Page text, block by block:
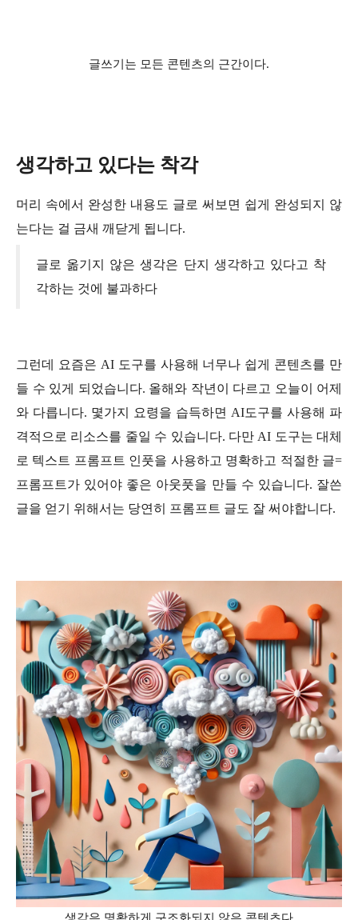
글쓰기는 모든 콘텐츠의 근간이다.
생각하고 있다는 착각
머리 속에서 완성한 내용도 글로 써보면 쉽게 완성되지 않
는다는 걸 금새 깨닫게 됩니다.
글로 옮기지 않은 생각은 단지 생각하고 있다고 착
각하는 것에 불과하다
그런데 요즘은 AI 도구를 사용해 너무나 쉽게 콘텐츠를 만
들 수 있게 되었습니다. 올해와 작년이 다르고 오늘이 어제
와 다릅니다. 몇가지 요령을 습득하면 AI도구를 사용해 파
격적으로 리소스를 줄일 수 있습니다. 다만 AI 도구는 대체
로 텍스트 프롬프트 인풋을 사용하고 명확하고 적절한 글=
프롬프트가 있어야 좋은 아웃풋을 만들 수 있습니다. 잘쓴
글을 얻기 위해서는 당연히 프롬프트 글도 잘 써야합니다.